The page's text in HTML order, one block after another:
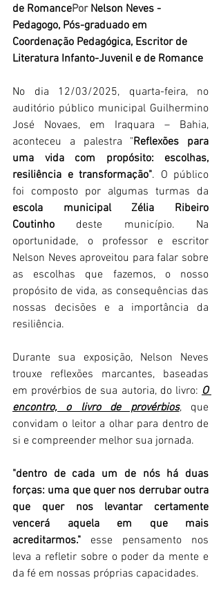
de RomancePor Nelson Neves -
Pedagogo, Pós-graduado em
Coordenação Pedagógica, Escritor de
Literatura Infanto-Juvenil e de Romance
No dia 12/03/2025, quarta-feira, no
auditório público municipal Guilhermino
José Novaes, em Iraquara – Bahia,
aconteceu a palestra "Reflexões para
uma vida com propósito: escolhas,
resiliência e transformação". O público
escola municipal Zélia Ribeiro
Coutinho deste município. Na
oportunidade, o professor e escritor
Nelson Neves aproveitou para falar sobre
as escolhas que fazemos, o nosso
propósito de vida, as consequências das
nossas decisões e a importância da
resiliência.
Durante sua exposição, Nelson Neves
trouxe reflexões marcantes, baseadas
em provérbios de sua autoria, do livro: O
encontro, o livro de provérbios, que
convidam o leitor a olhar para dentro de
si e compreender melhor sua jornada.
"dentro de cada um de nós há duas
forças: uma que quer nos derrubar outra
que quer nos levantar certamente
vencerá aquela em que mais
acreditarmos." esse pensamento nos
leva a refletir sobre o poder da mente e
da fé em nossas próprias capacidades.